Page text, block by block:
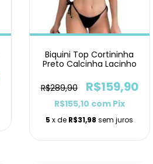
Biquini Top Cortininha
Preto Calcinha Lacinho
R$289,90 R$159,90
R$155,10 com Pix
5 x de R$31,98 sem juros